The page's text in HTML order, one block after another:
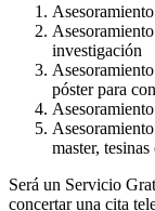
investigación
póster para
master,
Será un Servicio
concertar una cita